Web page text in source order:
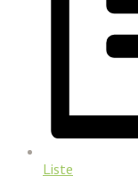
Liste